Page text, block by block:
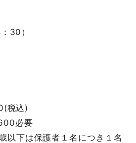
30）
税込)
必要
以下は保護者１名につき１名